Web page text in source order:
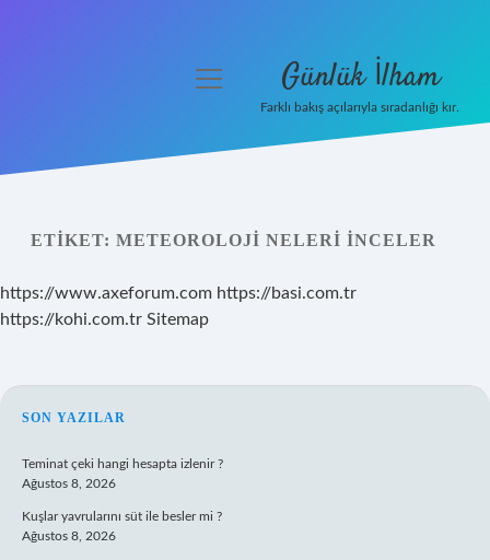
Yasal Uyarı
Hakkımızda
menüyü
Günlük İlham
Farklı bakış açılarıyla sıradanlığı kır.
ETIKET: METEOROLOJI NELERI INCELER
https://www.axeforum.com https://basi.com.tr
https://kohi.com.tr Sitemap
SIDEBAR
SON YAZILAR
Teminat çeki hangi hesapta izlenir ?
Ağustos 8, 2026
Kuşlar yavrularını süt ile besler mi ?
Ağustos 8, 2026